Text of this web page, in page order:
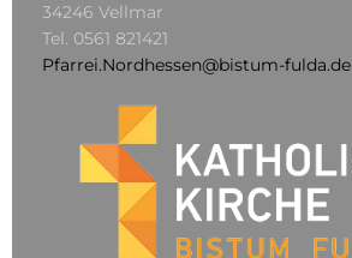
34246 Vellmar
Tel. 0561 821421
Pfarrei.Nordhessen@bistum-fulda.de